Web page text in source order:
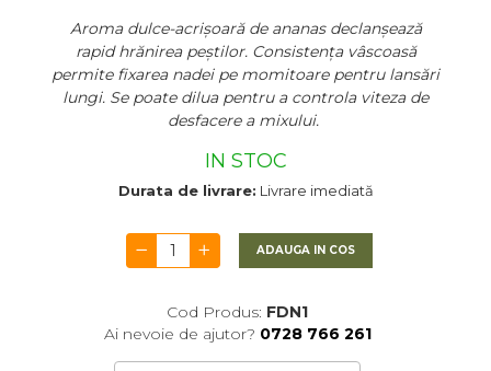
Aroma dulce-acrișoară de ananas declanșează
rapid hrănirea peștilor. Consistența vâscoasă
permite fixarea nadei pe momitoare pentru lansări
lungi. Se poate dilua pentru a controla viteza de
desfacere a mixului.
IN STOC
Durata de livrare: Livrare imediată
ADAUGA IN COS
Cod Produs: FDN1
Ai nevoie de ajutor? 0728 766 261